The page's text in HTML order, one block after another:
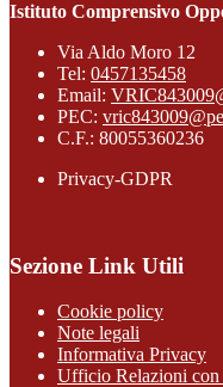
Istituto Comprensivo
Via Aldo Moro 12
Tel: 0457135458
Email:
PEC:
C.F.: 80055360236
Privacy-GDPR
Sezione Link Utili
Cookie policy
Note legali
Informativa Privacy
Ufficio Relazioni